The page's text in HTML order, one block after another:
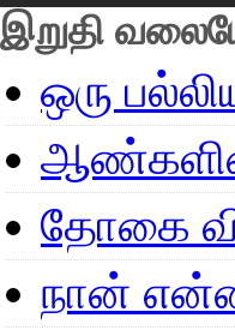
இறுதி
ஒரு
தோகை
நான்